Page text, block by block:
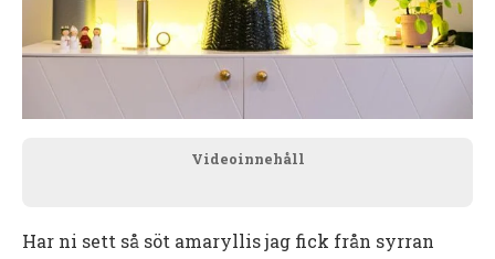
Videoinnehåll
Har ni sett så söt amaryllis jag fick från syrran